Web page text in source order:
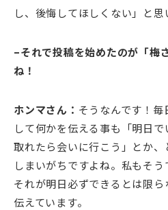
し、後悔してほしくない」と思
–それで投稿を始めたのが「梅
ね！
ホンマさん： そうなんです！
して何かを伝える事も「明日
取れたら会いに行こう」とか
しまいがちですよね。私もそう
それが明日必ずできるとは限
伝えています。